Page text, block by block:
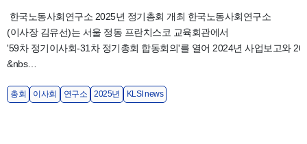
한국노동사회연구소 2025년 정기총회 개최 한국노동사회연구소
(이사장 김유선)는 서울 정동 프란치스코 교육회관에서
'59차 정기이사회-31차 정기총회 합동회의'를 열어 2024년 사업보고와
&nbs…
총회 이사회 연구소 2025년 KLSI news